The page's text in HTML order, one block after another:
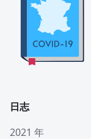
日志
2021 年